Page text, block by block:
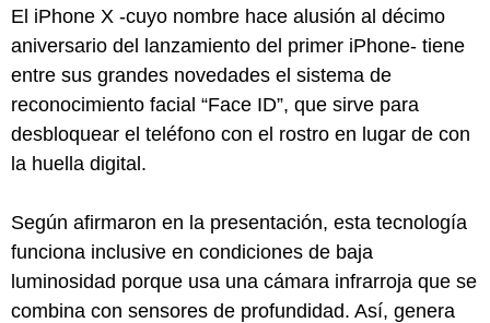
El iPhone X -cuyo nombre hace alusión al décimo
aniversario del lanzamiento del primer iPhone- tiene
entre sus grandes novedades el sistema de
reconocimiento facial “Face ID”, que sirve para
desbloquear el teléfono con el rostro en lugar de con
la huella digital.
Según afirmaron en la presentación, esta tecnología
funciona inclusive en condiciones de baja
luminosidad porque usa una cámara infrarroja que se
combina con sensores de profundidad. Así, genera